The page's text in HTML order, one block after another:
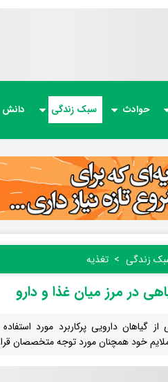
حوادث سبک زندگی دانش
زندگی تغذیه
در مرز میان غذا و دارو
از گیاهان دارویی پرکاربرد مورد
خود همچنان مورد توجه متخصصان